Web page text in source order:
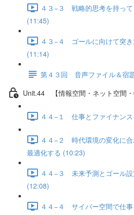
４３−３ 戦略的思考を持って
(11:45)
４３−４ ゴールに向けて突
(11:14)
第４３回 音声ファイル＆宿
Unit.44 【情報空間・ネット空間・
４４−１ 仕事とファイナン
４４−２ 時代環境の変化に
最適化する (10:23)
４４−３ 未来予測とゴール
(12:08)
４４−４ サイバー空間で仕